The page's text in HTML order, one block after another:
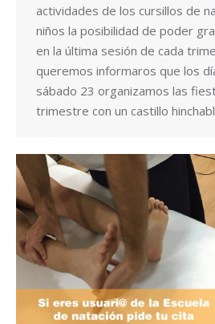
actividades de los cursillos de
niños la posibilidad de poder
en la última sesión de cada
queremos informaros que los
sábado 23 organizamos las
trimestre con un castillo